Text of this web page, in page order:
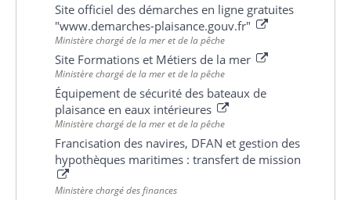
Site officiel des démarches en ligne gratuites
"www.demarches-plaisance.gouv.fr"
Ministère chargé de la mer et de la pêche
Site Formations et Métiers de la mer
Ministère chargé de la mer et de la pêche
Équipement de sécurité des bateaux de
plaisance en eaux intérieures
Ministère chargé de la mer et de la pêche
Francisation des navires, DFAN et gestion des
hypothèques maritimes : transfert de mission
Ministère chargé des finances